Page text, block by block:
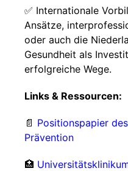
✅ Internationale
Ansätze,
oder auch die
Gesundheit als
erfolgreiche Wege.
Links & Ressourcen:
📄 Positionspapier
Prävention
🏥